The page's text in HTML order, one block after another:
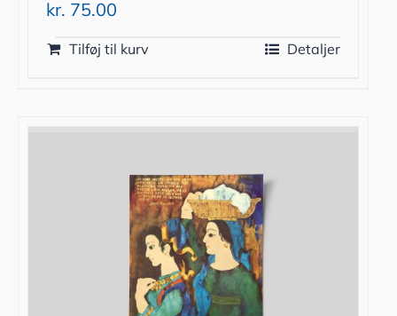
kr. 75.00
Tilføj til kurv Detaljer